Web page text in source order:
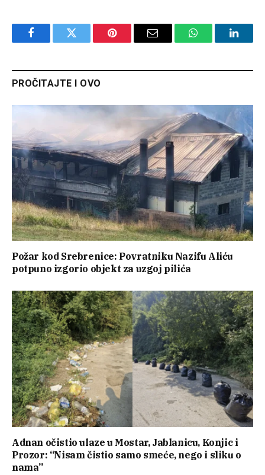
FacebookTwitter Pinterest Email WhatsApp
PROČITAJTE I OVO
Požar kod Srebrenice: Povratniku Nazifu Aliću
potpuno izgorio objekt za uzgoj pilića
Adnan očistio ulaze u Mostar, Jablanicu, Konjic i
Prozor: “Nisam čistio samo smeće, nego i sliku o
nama”